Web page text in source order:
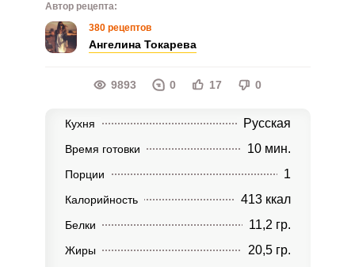
Автор рецепта:
380 рецептов
Ангелина Токарева
9893 0 17 0
Кухня Русская
Время готовки 10 мин.
Порции 1
Калорийность 413 ккал
Белки 11,2 гр.
Жиры 20,5 гр.